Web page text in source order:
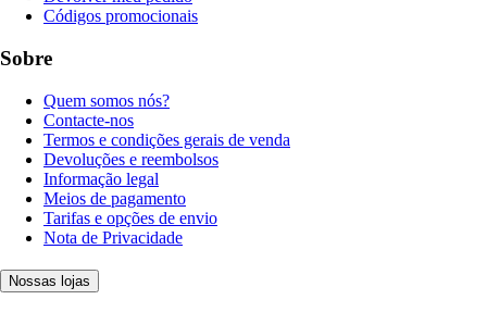
Códigos promocionais
Sobre
Quem somos nós?
Contacte-nos
Termos e condições gerais de venda
Devoluções e reembolsos
Informação legal
Meios de pagamento
Tarifas e opções de envio
Nota de Privacidade
Nossas lojas